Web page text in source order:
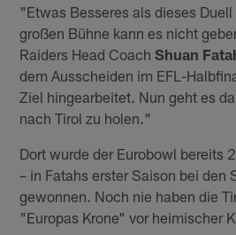
"Etwas Besseres als dieses
großen Bühne kann es nicht
Raiders Head CoachShuan
dem Ausscheiden im EFL-
Ziel hingearbeitet. Nun geht es
nach Tirol zu holen."
Dort wurde der Eurobowl bereits
– in Fatahs erster Saison bei den
gewonnen. Noch nie haben die
"Europas Krone" vor heimischer